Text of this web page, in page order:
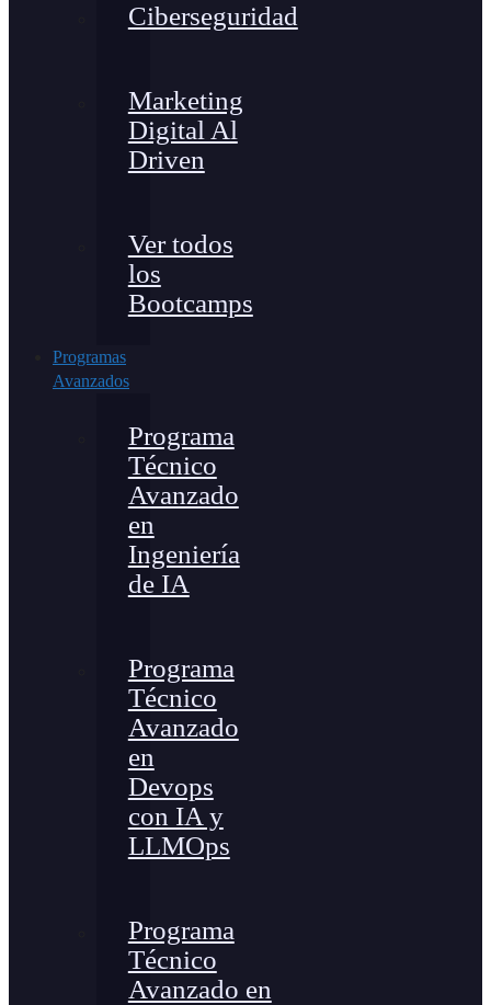
Ciberseguridad
Marketing
Digital Al
Driven
Ver todos
los
Bootcamps
Programas
Avanzados
Programa
Técnico
Avanzado
en
Ingeniería
de IA
Programa
Técnico
Avanzado
en
Devops
con IA y
LLMOps
Programa
Técnico
Avanzado en